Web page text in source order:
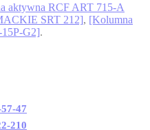
aktywna RCF ART 715-A
SRT 212], [Kolumna
G2].
47
210